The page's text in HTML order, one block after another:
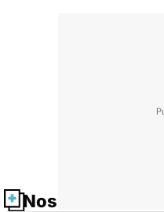
Nos fiches santé